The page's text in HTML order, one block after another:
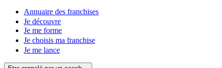
Annuaire des franchises
Je découvre
Je me forme
Je choisis ma franchise
Je me lance